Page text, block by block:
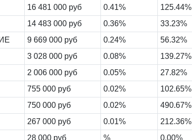
16 481 000 руб 0.41%
125.44%
14 483 000 руб 0.36%
33.23%
9 669 000 руб 0.24%
56.32%
3 028 000 руб 0.08%
139.27%
2 006 000 руб 0.05%
27.82%
755 000 руб 0.02%
102.65%
750 000 руб 0.02%
490.67%
267 000 руб 0.01%
212.36%
28 000 руб % 0.00%